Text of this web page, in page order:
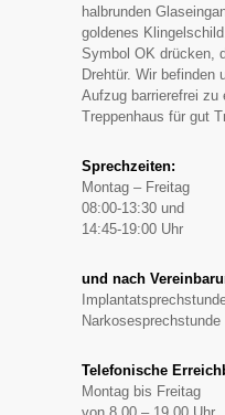
halbrunden
goldenes
Symbol OK drücken,
Drehtür. Wir befinden
Aufzug barrierefrei zu
Treppenhaus für gut
Sprechzeiten:
Montag – Freitag
08:00-13:30 und
14:45-19:00 Uhr
und nach
Narkosesprechstunde
Telefonische
Montag bis Freitag
von 8.00 – 19.00 Uhr